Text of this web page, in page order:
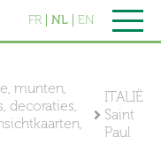
FR NL EN
munten,
decoraties,
ITALIË
Saint
Paul